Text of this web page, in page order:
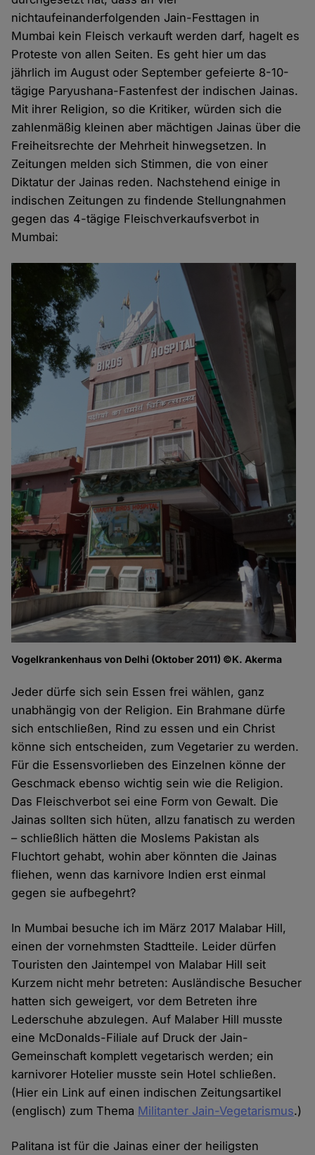
nichtaufeinanderfolgenden Jain-Festtagen in
Mumbai kein Fleisch verkauft werden darf, hagelt es
Proteste von allen Seiten. Es geht hier um das
jährlich im August oder September gefeierte 8-10-
tägige Paryushana-Fastenfest der indischen Jainas.
Mit ihrer Religion, so die Kritiker, würden sich die
zahlenmäßig kleinen aber mächtigen Jainas über die
Freiheitsrechte der Mehrheit hinwegsetzen. In
Zeitungen melden sich Stimmen, die von einer
Diktatur der Jainas reden. Nachstehend einige in
indischen Zeitungen zu findende Stellungnahmen
gegen das 4-tägige Fleischverkaufsverbot in
Mumbai:
Vogelkrankenhaus von Delhi (Oktober 2011) ©K. Akerma
Jeder dürfe sich sein Essen frei wählen, ganz
unabhängig von der Religion. Ein Brahmane dürfe
sich entschließen, Rind zu essen und ein Christ
könne sich entscheiden, zum Vegetarier zu werden.
Für die Essensvorlieben des Einzelnen könne der
Geschmack ebenso wichtig sein wie die Religion.
Das Fleischverbot sei eine Form von Gewalt. Die
Jainas sollten sich hüten, allzu fanatisch zu werden
– schließlich hätten die Moslems Pakistan als
Fluchtort gehabt, wohin aber könnten die Jainas
fliehen, wenn das karnivore Indien erst einmal
gegen sie aufbegehrt?
In Mumbai besuche ich im März 2017 Malabar Hill,
einen der vornehmsten Stadtteile. Leider dürfen
Touristen den Jaintempel von Malabar Hill seit
Kurzem nicht mehr betreten: Ausländische Besucher
hatten sich geweigert, vor dem Betreten ihre
Lederschuhe abzulegen. Auf Malaber Hill musste
eine McDonalds-Filiale auf Druck der Jain-
Gemeinschaft komplett vegetarisch werden; ein
karnivorer Hotelier musste sein Hotel schließen.
(Hier ein Link auf einen indischen Zeitungsartikel
(englisch) zum Thema Militanter Jain-Vegetarismus.)
Palitana ist für die Jainas einer der heiligsten